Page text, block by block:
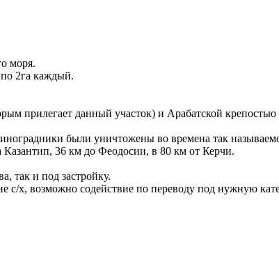
моря.
2га каждый.
прилегает данный участок) и Арабатской
были уничтожены во времена так
Казантип, 36 км до Феодосии, в 80 км от Керчи.
так и под застройку.
с/х, возможно содействие по переводу под нужную